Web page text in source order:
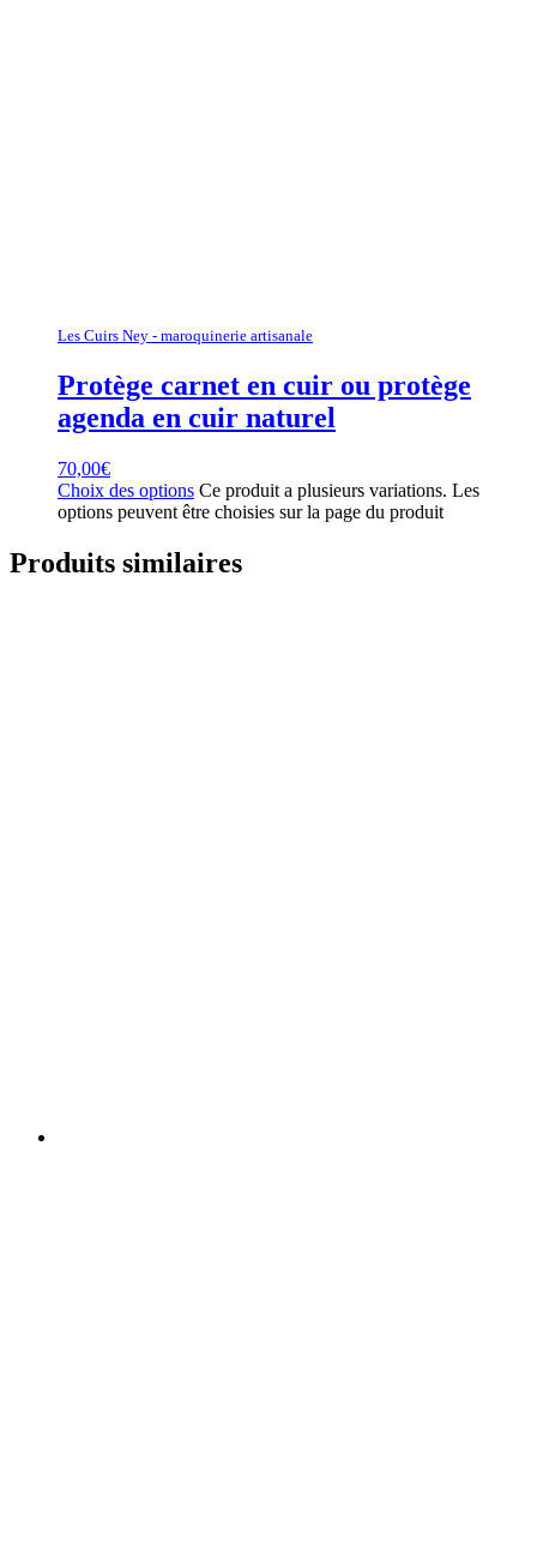
Les Cuirs Ney - maroquinerie artisanale
Protège carnet en cuir ou protège
agenda en cuir naturel
70,00€
Choix des options Ce produit a plusieurs variations. Les
options peuvent être choisies sur la page du produit
Produits similaires